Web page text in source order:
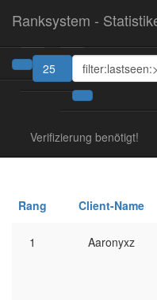
Ranksystem -
25
Verifizierung benötigt!
Rang Client-Name
1 Aaronyxz